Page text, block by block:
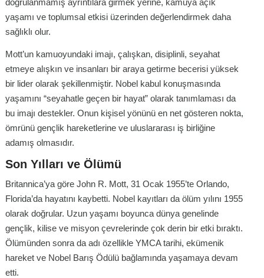
doğrulanmamış ayrıntılara girmek yerine, kamuya açık
yaşamı ve toplumsal etkisi üzerinden değerlendirmek daha
sağlıklı olur.
Mott’un kamuoyundaki imajı, çalışkan, disiplinli, seyahat
etmeye alışkın ve insanları bir araya getirme becerisi yüksek
bir lider olarak şekillenmiştir. Nobel kabul konuşmasında
yaşamını “seyahatle geçen bir hayat” olarak tanımlaması da
bu imajı destekler. Onun kişisel yönünü en net gösteren nokta,
ömrünü gençlik hareketlerine ve uluslararası iş birliğine
adamış olmasıdır.
Son Yılları ve Ölümü
Britannica’ya göre John R. Mott, 31 Ocak 1955’te Orlando,
Florida’da hayatını kaybetti. Nobel kayıtları da ölüm yılını 1955
olarak doğrular. Uzun yaşamı boyunca dünya genelinde
gençlik, kilise ve misyon çevrelerinde çok derin bir etki bıraktı.
Ölümünden sonra da adı özellikle YMCA tarihi, ekümenik
hareket ve Nobel Barış Ödülü bağlamında yaşamaya devam
etti.